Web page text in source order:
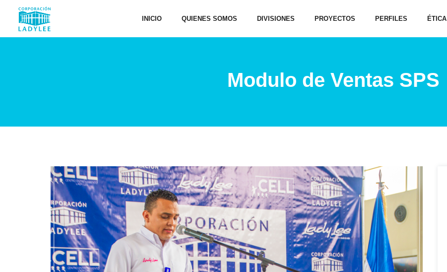
INICIO QUIENES SOMOS DIVISIONES PROYECTOS PERFILES ÉTICA
Modulo de Ventas SPS